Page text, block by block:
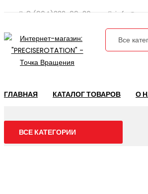
8 (964)332-99-36
ВСЕ КАТЕГОРИИ
ГЛАВНАЯ КАТАЛОГ ТОВАРОВ О